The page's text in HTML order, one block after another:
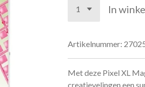
In
Artikelnummer:
Met deze Pixel XL
creatievelingen een